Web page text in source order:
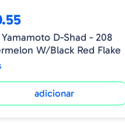
D-Shad - 208
W/Black Red Flake
adicionar